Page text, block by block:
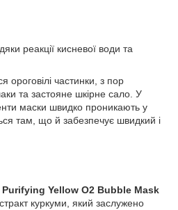
реакції кисневої води та
частинки, з пор
та застояне шкірне сало. У
маски швидко проникають у
там, що й забезпечує швидкий і
Purifying Yellow O2 Bubble Mask
куркуми, який заслужено